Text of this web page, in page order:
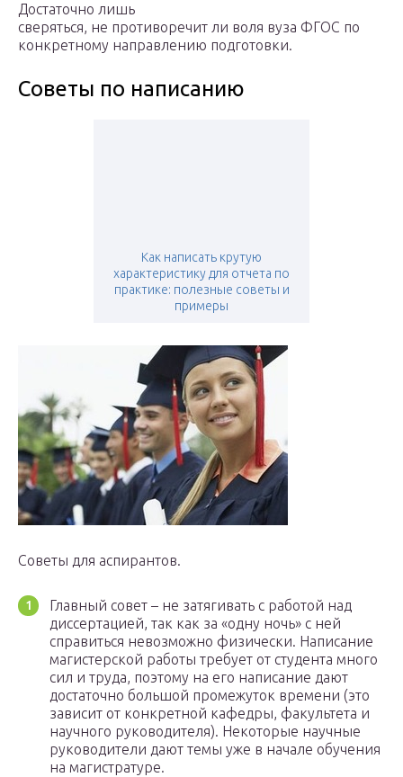
Достаточно лишь
сверяться, не противоречит ли воля вуза ФГОС по
конкретному направлению подготовки.
Советы по написанию
Как написать крутую
характеристику для отчета по
практике: полезные советы и
примеры
Советы для аспирантов.
Главный совет – не затягивать с работой над
диссертацией, так как за «одну ночь» с ней
справиться невозможно физически. Написание
магистерской работы требует от студента много
сил и труда, поэтому на его написание дают
достаточно большой промежуток времени (это
зависит от конкретной кафедры, факультета и
научного руководителя). Некоторые научные
руководители дают темы уже в начале обучения
на магистратуре.